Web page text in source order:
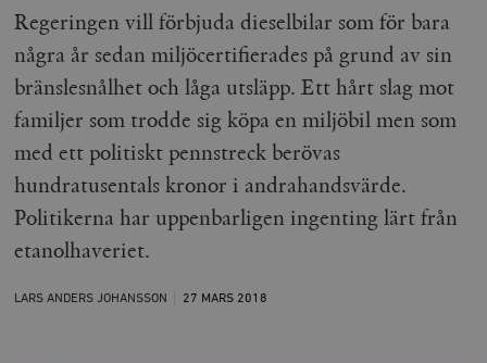
Regeringen vill förbjuda dieselbilar som för bara
några år sedan miljöcertifierades på grund av sin
bränslesnålhet och låga utsläpp. Ett hårt slag mot
familjer som trodde sig köpa en miljöbil men som
med ett politiskt pennstreck berövas
hundratusentals kronor i andrahandsvärde.
Politikerna har uppenbarligen ingenting lärt från
etanolhaveriet.
LARS ANDERS JOHANSSON 27 MARS 2018